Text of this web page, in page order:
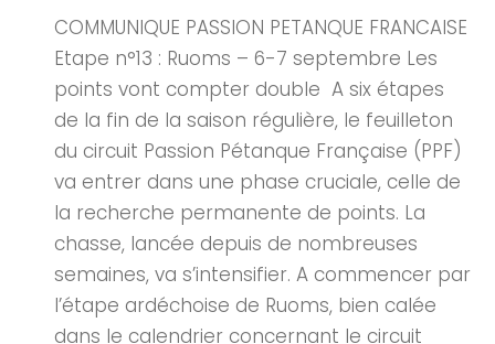
COMMUNIQUE PASSION PETANQUE FRANCAISE
Etape n°13 : Ruoms – 6-7 septembre Les
points vont compter double A six étapes
de la fin de la saison régulière, le feuilleton
du circuit Passion Pétanque Française (PPF)
va entrer dans une phase cruciale, celle de
la recherche permanente de points. La
chasse, lancée depuis de nombreuses
semaines, va s’intensifier. A commencer par
l’étape ardéchoise de Ruoms, bien calée
dans le calendrier concernant le circuit